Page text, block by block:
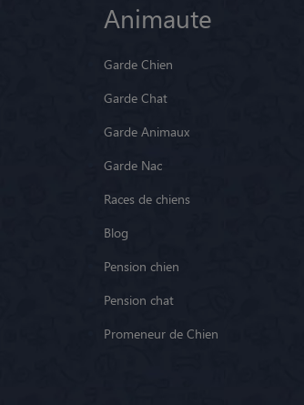
Animaute
Garde Chien
Garde Chat
Garde Animaux
Garde Nac
Races de chiens
Blog
Pension chien
Pension chat
Promeneur de Chien